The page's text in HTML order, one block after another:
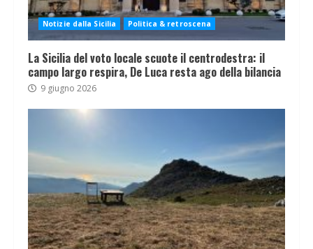
Notizie dalla Sicilia Politica & retroscena
La Sicilia del voto locale scuote il centrodestra: il
campo largo respira, De Luca resta ago della bilancia
9 giugno 2026